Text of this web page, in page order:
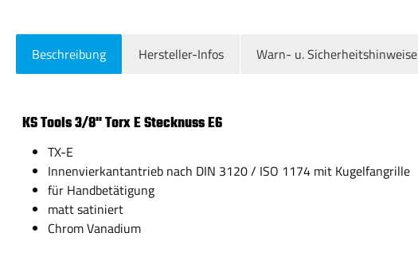
Beschreibung Hersteller-Infos Warn- u. Sicherheitshinweise
KS Tools 3/8" Torx E Stecknuss E6
TX-E
Innenvierkantantrieb nach DIN 3120 / ISO 1174 mit Kugelfangrille
für Handbetätigung
matt satiniert
Chrom Vanadium